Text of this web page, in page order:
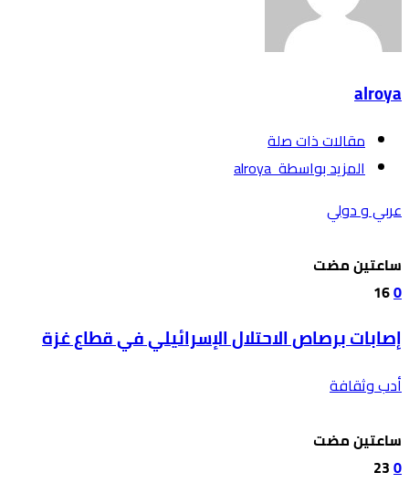
alroya
‫مقالات ذات صلة‬
‫‫المزيد بواسطة‬ ‬ alroya
عربي و دولي
‫‫‫‏‫ساعتين مضت‬
0
16
إصابات برصاص الاحتلال الإسرائيلي في قطاع غزة
أدب وثقافة
‫‫‫‏‫ساعتين مضت‬
0
23